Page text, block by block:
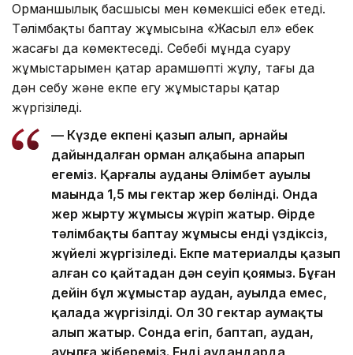
Орманшылық басшысы мен көмекшісі еңбек етеді.
Тәлімбақты баптау жұмысына «Жасыл ел» еңбек
жасағы да көмектеседі. Себебі мұнда суару
жұмыстарымен қатар арамшөпті жұлу, тағы да
дән себу және екпе егу жұмыстары қатар
жүргізіледі.
— Күзде екпені қазып алып, арнайы
дайындалған орман алқабына апарып
егеміз. Қарғалы ауданы Әлімбет ауылы
маңында 1,5 мың гектар жер бөлінді. Онда
жер жырту жұмысы жүріп жатыр. Өңірде
тәлімбақты баптау жұмысы енді үздіксіз,
жүйелі жүргізіледі. Екпе материалды қазып
алған соң қайтадан дән сеуіп қоямыз. Бұған
дейін бұл жұмыстар аудан, ауылда емес,
қалада жүргізілді. Ол 30 гектар аумақты
алып жатыр. Сонда егіп, баптап, аудан,